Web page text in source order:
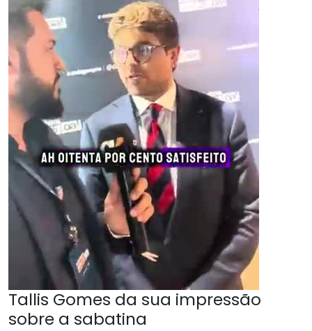
Tallis Gomes da sua impressão
sobre a sabatina